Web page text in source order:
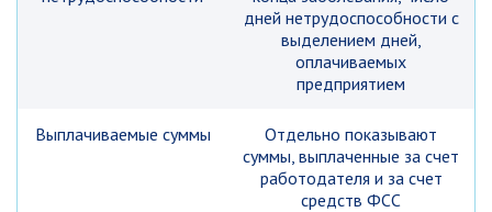
дней нетрудоспособности с
выделением дней,
оплачиваемых
предприятием
Выплачиваемые суммы
Отдельно показывают
суммы, выплаченные за счет
работодателя и за счет
средств ФСС